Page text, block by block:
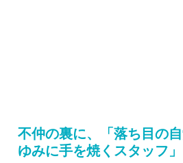
不仲の裏に、「落ち目の
ゆみに手を焼くスタッフ」